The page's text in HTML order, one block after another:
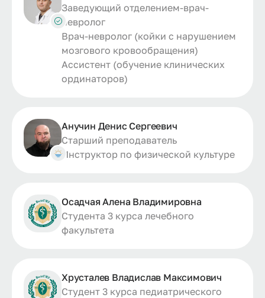
Заведующий отделением-врач-
невролог
Врач-невролог (койки с нарушением
мозгового кровообращения)
Ассистент (обучение клинических
ординаторов)
Анучин Денис Сергеевич
Старший преподаватель
Инструктор по физической культуре
Осадчая Алена Владимировна
Студента 3 курса лечебного
факультета
Хрусталев Владислав Максимович
Студент 3 курса педиатрического